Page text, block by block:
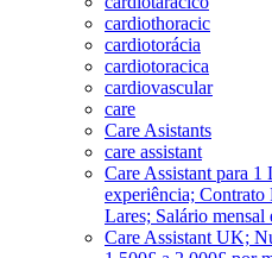
cardiothoracic
cardiotorácia
cardiotoracica
cardiovascular
care
Care Asistants
care assistant
Care Assistant para
experiência; Contrato
Lares; Salário
Care Assistant UK;